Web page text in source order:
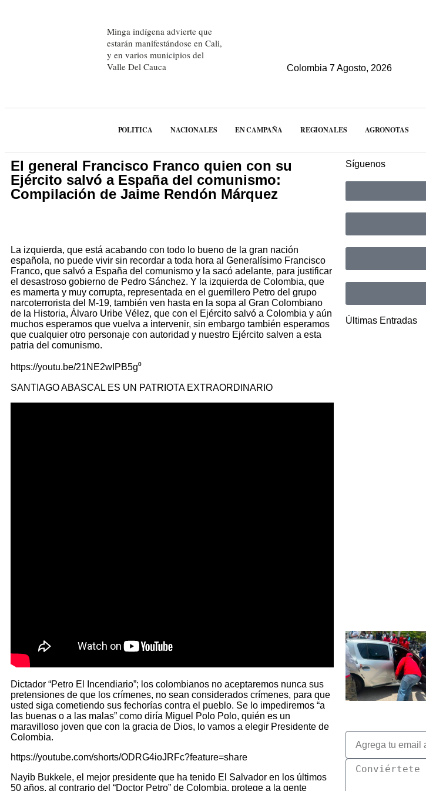
Minga indígena advierte que
estarán manifestándose en Cali,
y en varios municipios del
Valle Del Cauca
Colombia 7 Agosto, 2026
POLITICA NACIONALES EN CAMPAÑA REGIONALES AGRONOTAS
El general Francisco Franco quien con su
Ejército salvó a España del comunismo:
Compilación de Jaime Rendón Márquez
La izquierda, que está acabando con todo lo bueno de la gran nación
española, no puede vivir sin recordar a toda hora al Generalísimo Francisco
Franco, que salvó a España del comunismo y la sacó adelante, para justificar
el desastroso gobierno de Pedro Sánchez. Y la izquierda de Colombia, que
es mamerta y muy corrupta, representada en el guerrillero Petro del grupo
narcoterrorista del M-19, también ven hasta en la sopa al Gran Colombiano
de la Historia, Álvaro Uribe Vélez, que con el Ejército salvó a Colombia y aún
muchos esperamos que vuelva a intervenir, sin embargo también esperamos
que cualquier otro personaje con autoridad y nuestro Ejército salven a esta
patria del comunismo.
https://youtu.be/21NE2wIPB5g⁰
SANTIAGO ABASCAL ES UN PATRIOTA EXTRAORDINARIO
Dictador “Petro El Incendiario”; los colombianos no aceptaremos nunca sus
pretensiones de que los crímenes, no sean considerados crímenes, para que
usted siga cometiendo sus fechorías contra el pueblo. Se lo impediremos “a
las buenas o a las malas” como diría Miguel Polo Polo, quién es un
maravilloso joven que con la gracia de Dios, lo vamos a elegir Presidente de
Colombia.
https://youtube.com/shorts/ODRG4ioJRFc?feature=share
Nayib Bukkele, el mejor presidente que ha tenido El Salvador en los últimos
50 años, al contrario del “Doctor Petro” de Colombia, protege a la gente
Síguenos
Últimas Entradas